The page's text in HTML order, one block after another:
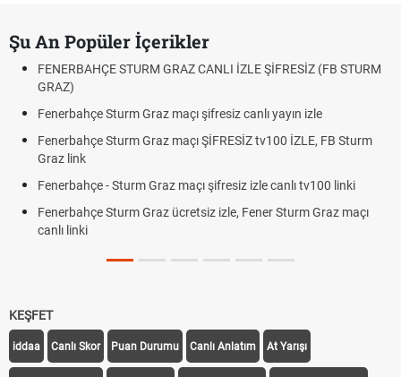
Şu An Popüler İçerikler
FENERBAHÇE STURM GRAZ CANLI İZLE ŞİFRESİZ (FB STURM
GRAZ)
Fenerbahçe Sturm Graz maçı şifresiz canlı yayın izle
Fenerbahçe Sturm Graz maçı ŞİFRESİZ tv100 İZLE, FB Sturm
Graz link
Fenerbahçe - Sturm Graz maçı şifresiz izle canlı tv100 linki
Fenerbahçe Sturm Graz ücretsiz izle, Fener Sturm Graz maçı
canlı linki
KEŞFET
iddaa Canlı Skor Puan Durumu Canlı Anlatım At Yarışı